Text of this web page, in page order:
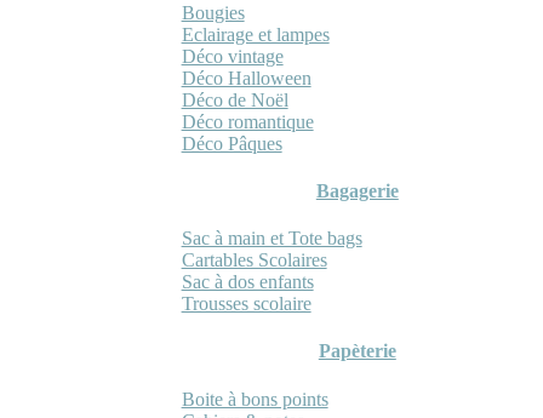
Bougies
Eclairage et lampes
Déco vintage
Déco Halloween
Déco de Noël
Déco romantique
Déco Pâques
Bagagerie
Sac à main et Tote bags
Cartables Scolaires
Sac à dos enfants
Trousses scolaire
Papèterie
Boite à bons points